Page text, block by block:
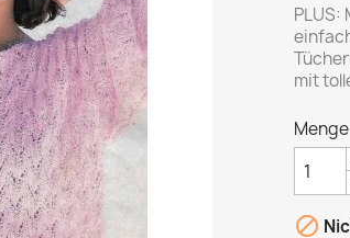
/ POLITIK /
mit
Menge
